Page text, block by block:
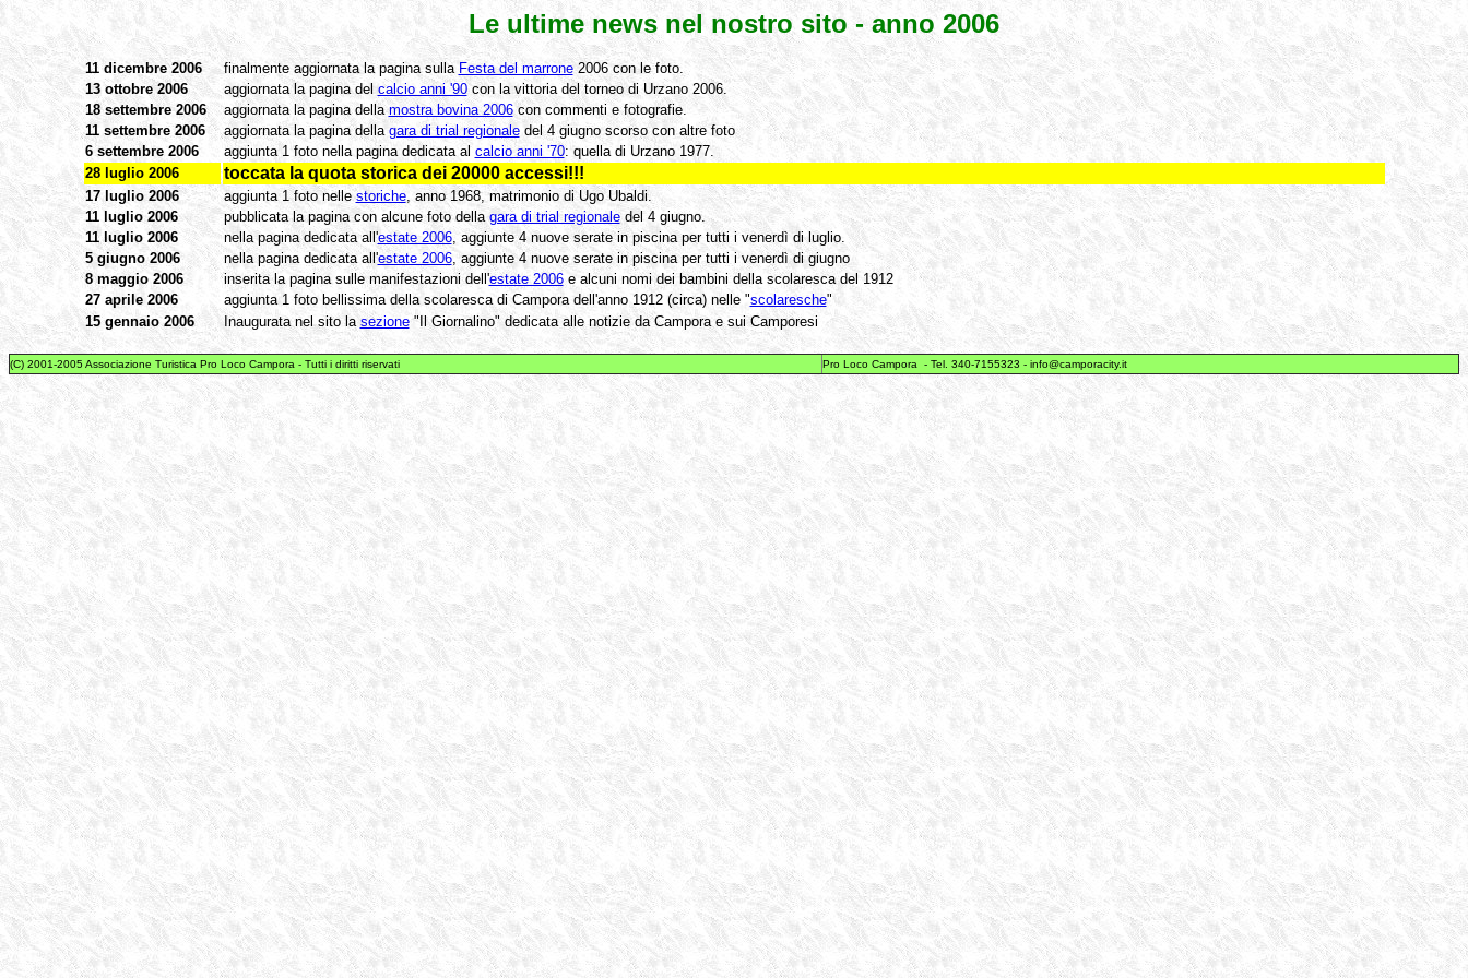
Le ultime news nel nostro sito - anno 2006
11 dicembre 2006 finalmente aggiornata la pagina sulla Festa del marrone2006 con le foto.
13 ottobre 2006
aggiornata la pagina del calcio anni '90con la vittoria del torneo di Urzano 2006.
18 settembre 2006
aggiornata la pagina dellamostra bovina 2006con commenti e fotografie.
11 settembre 2006
aggiornata la pagina della gara di trial regionaledel 4 giugno scorso con altre foto
6settembre 2006 aggiunta 1 foto nella pagina dedicata al calcio anni '70: quella di Urzano 1977.
28luglio 2006 toccata la quota storica dei 20000 accessi!!!
17luglio 2006 aggiunta 1 foto nellestoriche, anno 1968, matrimonio di Ugo Ubaldi.
11luglio 2006 pubblicata la pagina con alcune foto della gara di trial regionaledel 4 giugno.
11luglio 2006 nella pagina dedicata all'estate 2006, aggiunte 4 nuove serate in piscina per tutti i venerdì di luglio.
5 giugno 2006
nella pagina dedicata all'estate 2006, aggiunte 4 nuove serate in piscina per tutti i venerdì di giugno
8 maggio 2006
inserita la pagina sulle manifestazioni dell'estate 2006e alcuni nomi dei bambini della scolaresca del 1912
27 aprile 2006
aggiunta 1 foto bellissima della scolaresca di Campora dell'anno 1912 (circa) nelle "scolaresche"
15 gennaio 2006
Inaugurata nel sito la sezione"Il Giornalino" dedicata alle notizie da Campora e sui Camporesi
(C) 2001-2005 Associazione Turistica Pro Loco Campora - Tutti i diritti riservati Pro Loco Campora - Tel. 340-7155323 - info@camporacity.it